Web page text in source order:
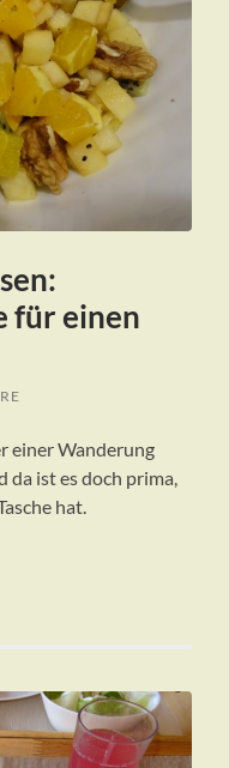
für einen
einer Wanderung
da ist es doch prima,
hat.